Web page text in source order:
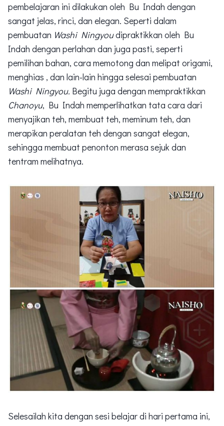
pembelajaran ini dilakukan oleh Bu Indah dengan
sangat jelas, rinci, dan elegan. Seperti dalam
pembuatan Washi Ningyoudipraktikkan oleh Bu
Indah dengan perlahan dan juga pasti, seperti
pemilihan bahan, cara memotong dan melipat origami,
menghias , dan lain-lain hingga selesai pembuatan
Washi Ningyou. Begitu juga dengan mempraktikkan
Chanoyu, Bu Indah memperlihatkan tata cara dari
menyajikan teh, membuat teh, meminum teh, dan
merapikan peralatan teh dengan sangat elegan,
sehingga membuat penonton merasa sejuk dan
tentram melihatnya.
Selesailah kita dengan sesi belajar di hari pertama ini,